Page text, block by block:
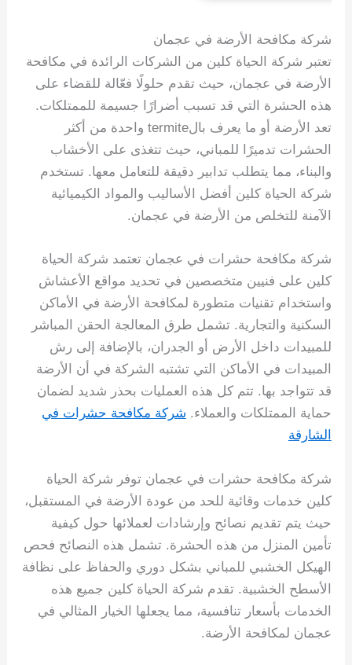
شركة مكافحة الأرضة في عجمان
تعتبر شركة الحياة كلين من الشركات الرائدة في مكافحة
الأرضة في عجمان، حيث تقدم حلولًا فعّالة للقضاء على
هذه الحشرة التي قد تسبب أضرارًا جسيمة للممتلكات.
تعد الأرضة أو ما يعرف بالtermite واحدة من أكثر
الحشرات تدميرًا للمباني، حيث تتغذى على الأخشاب
والبناء، مما يتطلب تدابير دقيقة للتعامل معها. تستخدم
شركة الحياة كلين أفضل الأساليب والمواد الكيميائية
الآمنة للتخلص من الأرضة في عجمان.
شركة مكافحة حشرات في عجمان تعتمد شركة الحياة
كلين على فنيين متخصصين في تحديد مواقع الأعشاش
واستخدام تقنيات متطورة لمكافحة الأرضة في الأماكن
السكنية والتجارية. تشمل طرق المعالجة الحقن المباشر
للمبيدات داخل الأرض أو الجدران، بالإضافة إلى رش
المبيدات في الأماكن التي تشتبه الشركة في أن الأرضة
قد تتواجد بها. تتم كل هذه العمليات بحذر شديد لضمان
حماية الممتلكات والعملاء. شركة مكافحة حشرات في
الشارقة
شركة مكافحة حشرات في عجمان توفر شركة الحياة
كلين خدمات وقائية للحد من عودة الأرضة في المستقبل،
حيث يتم تقديم نصائح وإرشادات لعملائها حول كيفية
تأمين المنزل من هذه الحشرة. تشمل هذه النصائح فحص
الهيكل الخشبي للمباني بشكل دوري والحفاظ على نظافة
الأسطح الخشبية. تقدم شركة الحياة كلين جميع هذه
الخدمات بأسعار تنافسية، مما يجعلها الخيار المثالي في
عجمان لمكافحة الأرضة.